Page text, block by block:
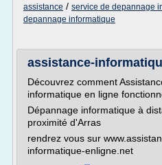
assistance / service de depannage
depannage informatique
assistance-
Découvrez comment
informatique en ligne
Dépannage informatique à
proximité d'Arras
rendrez vous sur
informatique-enligne.net